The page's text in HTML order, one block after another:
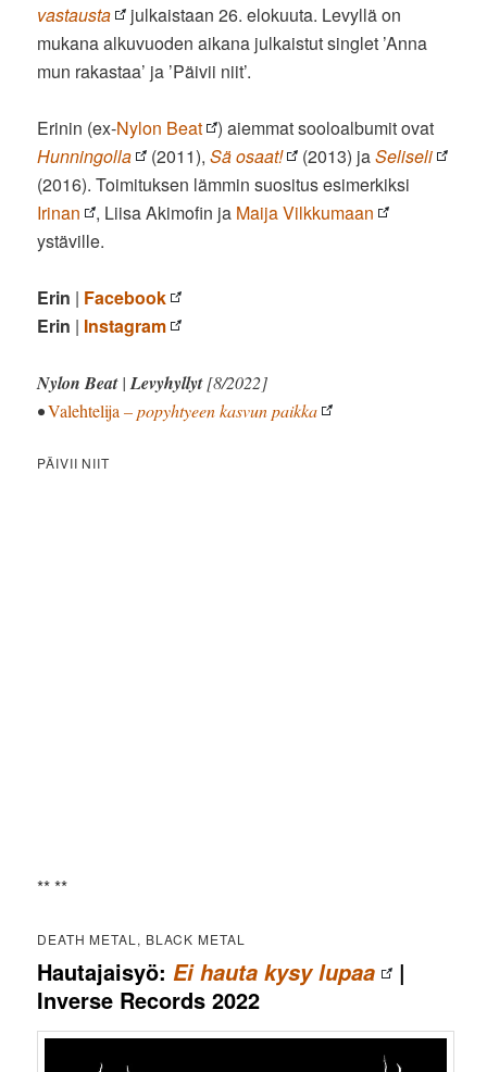
vastausta
julkaistaan 26. elokuuta. Levyllä on
mukana alkuvuoden aikana julkaistut singlet ’Anna
mun rakastaa’ ja ’Päivii niit’.
Erinin (ex-Nylon Beat
) aiemmat sooloalbumit ovat
Hunningolla
(2011),Sä osaat! (2013) jaSeliseli
(2016). Toimituksen lämmin suositus esimerkiksi
Irinan
, Liisa Akimofin ja Maija Vilkkumaan
ystäville.
Erin | Facebook
Erin | Instagram
Nylon Beat|Levyhyllyt[8/2022]
•Valehtelija – popyhtyeen kasvun paikka
PÄIVII NIIT
** **
DEATH METAL, BLACK METAL
Hautajaisyö:Ei hauta kysy lupaa
|
Inverse Records 2022